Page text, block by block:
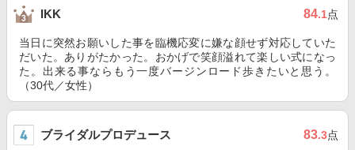
IKK 84.1点
当日に突然お願いした事を臨機応変に嫌な顔せず対応していた
だいた。ありがたかった。おかげで笑顔溢れて楽しい式になっ
た。出来る事ならもう一度バージンロード歩きたいと思う。
（30代／女性）
ブライダルプロデュース 83.3点